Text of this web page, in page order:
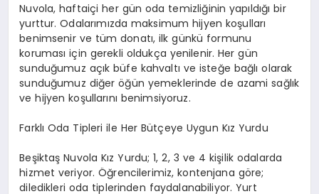
Nuvola, haftaiçi her gün oda temizliğinin yapıldığı bir
yurttur. Odalarımızda maksimum hijyen koşulları
benimsenir ve tüm donatı, ilk günkü formunu
koruması için gerekli oldukça yenilenir. Her gün
sunduğumuz açık büfe kahvaltı ve isteğe bağlı olarak
sunduğumuz diğer öğün yemeklerinde de azami sağlık
ve hijyen koşullarını benimsiyoruz.
Farklı Oda Tipleri ile Her Bütçeye Uygun Kız Yurdu
Beşiktaş Nuvola Kız Yurdu; 1, 2, 3 ve 4 kişilik odalarda
hizmet veriyor. Öğrencilerimiz, kontenjana göre;
diledikleri oda tiplerinden faydalanabiliyor. Yurt